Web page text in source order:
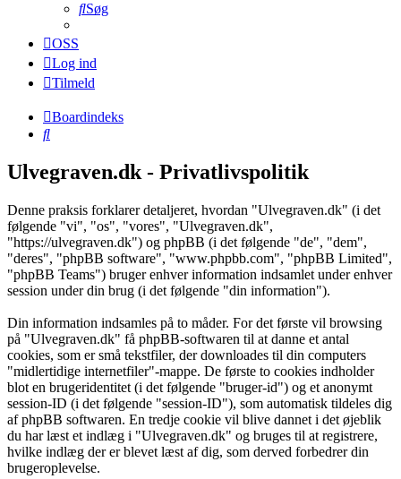
Søg
OSS
Log ind
Tilmeld
Boardindeks
Søg
Ulvegraven.dk - Privatlivspolitik
Denne praksis forklarer detaljeret, hvordan "Ulvegraven.dk" (i det
følgende "vi", "os", "vores", "Ulvegraven.dk",
"https://ulvegraven.dk") og phpBB (i det følgende "de", "dem",
"deres", "phpBB software", "www.phpbb.com", "phpBB Limited",
"phpBB Teams") bruger enhver information indsamlet under enhver
session under din brug (i det følgende "din information").
Din information indsamles på to måder. For det første vil browsing
på "Ulvegraven.dk" få phpBB-softwaren til at danne et antal
cookies, som er små tekstfiler, der downloades til din computers
"midlertidige internetfiler"-mappe. De første to cookies indholder
blot en brugeridentitet (i det følgende "bruger-id") og et anonymt
session-ID (i det følgende "session-ID"), som automatisk tildeles dig
af phpBB softwaren. En tredje cookie vil blive dannet i det øjeblik
du har læst et indlæg i "Ulvegraven.dk" og bruges til at registrere,
hvilke indlæg der er blevet læst af dig, som derved forbedrer din
brugeroplevelse.